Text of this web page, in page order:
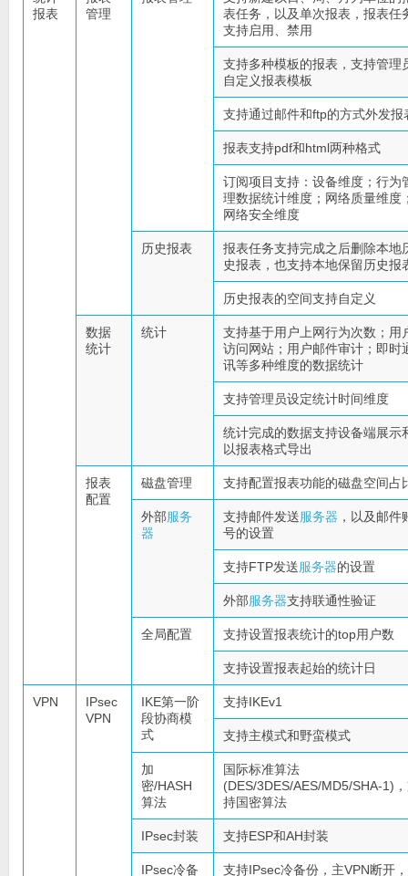
报表
管理
表任务，以及单次报表，报表任
支持启用、禁用
支持多种模板的报表，支持管理
自定义报表模板
支持通过邮件和ftp的方式外发报
报表支持pdf和html两种格式
订阅项目支持：设备维度；行为
理数据统计维度；网络质量维度
网络安全维度
历史报表
报表任务支持完成之后删除本地
史报表，也支持本地保留历史报
历史报表的空间支持自定义
数据
统计
统计
支持基于用户上网行为次数；用
访问网站；用户邮件审计；即时
讯等多种维度的数据统计
支持管理员设定统计时间维度
统计完成的数据支持设备端展示
以报表格式导出
报表
配置
磁盘管理 支持配置报表功能的磁盘空间占
外部服务
器
支持邮件发送服务器 ，以及邮件
号的设置
支持FTP发送服务器的设置
外部服务器支持联通性验证
全局配置 支持设置报表统计的top用户数
支持设置报表起始的统计日
VPN
IPsec
VPN
IKE第一阶
段协商模
式
支持IKEv1
支持主模式和野蛮模式
加
密/HASH
算法
国际标准算法
(DES/3DES/AES/MD5/SHA-1)
持国密算法
IPsec封装 支持ESP和AH封装
IPsec冷备
支持IPsec冷备份，主VPN断开